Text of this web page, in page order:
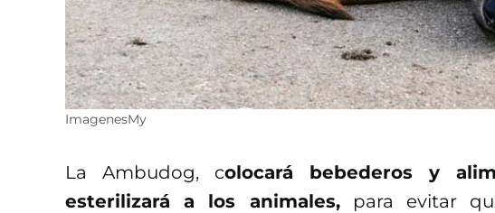
ImagenesMy
La Ambudog, colocará bebederos y
esterilizará a los animales,para evitar